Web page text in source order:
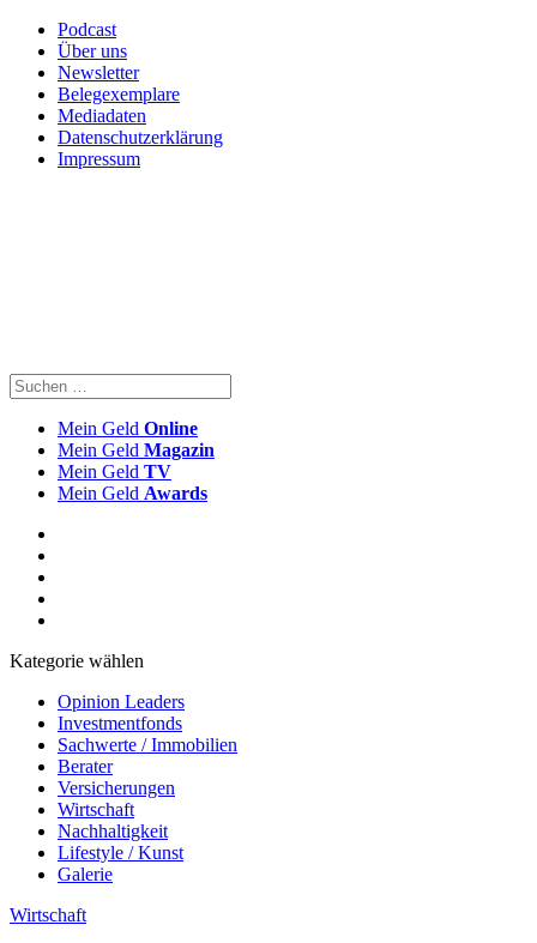
Podcast
Über uns
Newsletter
Belegexemplare
Mediadaten
Datenschutzerklärung
Impressum
Mein Geld Online
Mein Geld Magazin
Mein Geld TV
Mein Geld Awards
Kategorie wählen
Opinion Leaders
Investmentfonds
Sachwerte / Immobilien
Berater
Versicherungen
Wirtschaft
Nachhaltigkeit
Lifestyle / Kunst
Galerie
Wirtschaft